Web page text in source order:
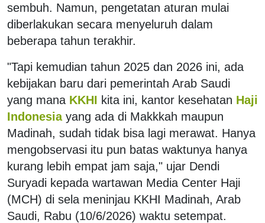
sembuh. Namun, pengetatan aturan mulai
diberlakukan secara menyeluruh dalam
beberapa tahun terakhir.
"Tapi kemudian tahun 2025 dan 2026 ini, ada
kebijakan baru dari pemerintah Arab Saudi
yang mana KKHI kita ini, kantor kesehatan Haji
Indonesia yang ada di Makkkah maupun
Madinah, sudah tidak bisa lagi merawat. Hanya
mengobservasi itu pun batas waktunya hanya
kurang lebih empat jam saja," ujar Dendi
Suryadi kepada wartawan Media Center Haji
(MCH) di sela meninjau KKHI Madinah, Arab
Saudi, Rabu (10/6/2026) waktu setempat.